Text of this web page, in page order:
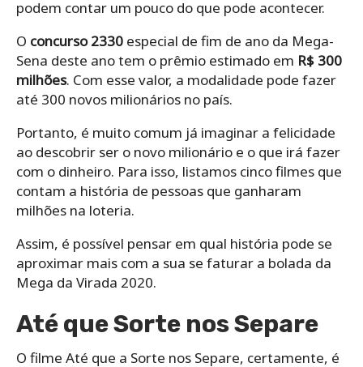
podem contar um pouco do que pode acontecer.
O concurso 2330 especial de fim de ano da Mega-
Sena deste ano tem o prêmio estimado em R$ 300
milhões. Com esse valor, a modalidade pode fazer
até 300 novos milionários no país.
Portanto, é muito comum já imaginar a felicidade
ao descobrir ser o novo milionário e o que irá fazer
com o dinheiro. Para isso, listamos cinco filmes que
contam a história de pessoas que ganharam
milhões na loteria.
Assim, é possível pensar em qual história pode se
aproximar mais com a sua se faturar a bolada da
Mega da Virada 2020.
Até que Sorte nos Separe
O filme Até que a Sorte nos Separe, certamente, é